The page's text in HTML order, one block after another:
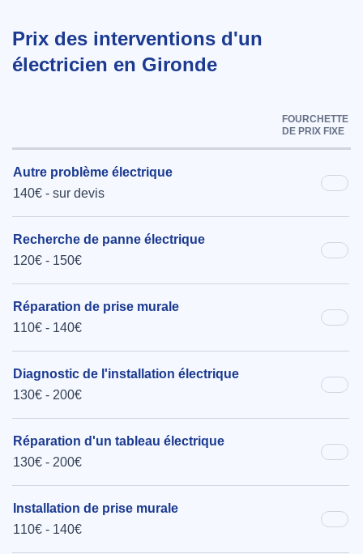
Prix des interventions d'un
électricien en Gironde
FOURCHETTE
DE PRIX FIXE
Autre problème électrique
140€ - sur devis
Recherche de panne électrique
120€ - 150€
Réparation de prise murale
110€ - 140€
Diagnostic de l'installation électrique
130€ - 200€
Réparation d'un tableau électrique
130€ - 200€
Installation de prise murale
110€ - 140€